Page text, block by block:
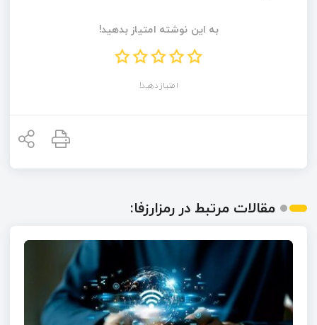
به این نوشته امتیاز بدهید!
امتیاز دهید!
مقالات مرتبط در رمزارزفا: